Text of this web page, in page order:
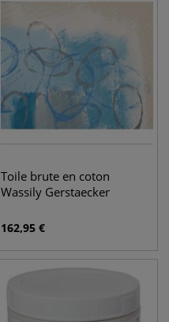
Toile brute en coton
Wassily Gerstaecker
162,95 €